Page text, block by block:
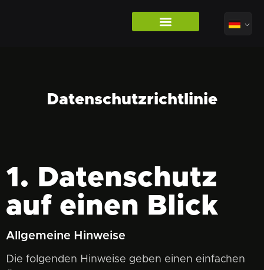
Datenschutzrichtlinie
1. Datenschutz
auf einen Blick
Allgemeine Hinweise
Die folgenden Hinweise geben einen einfachen